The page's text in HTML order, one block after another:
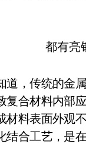
道，传统的金
复合材料内部
材料表面外观
结合工艺，是